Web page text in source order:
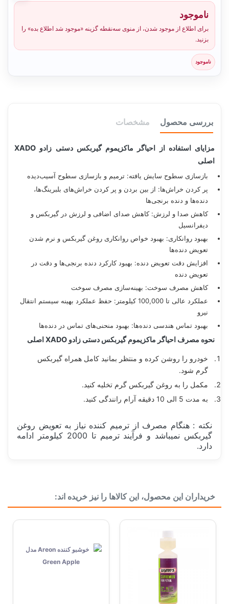
ناموجود
برای اطلاع از موجود شدن، از منوی سه‌نقطه گزینه «موجود شد اطلاع بده» را
بزنید.
ناموجود
بررسی محصول مشخصات
مزایای استفاده از احیاگر ماکزیموم گیربکس دستی زادو XADO
اصلی
بازسازی سطوح سایش یافته: ترمیم و بازسازی سطوح آسیب‌دیده
پر کردن خراش‌ها: از بین بردن و پر کردن خراش‌های بلبرینگ‌ها،
دنده‌ها و دنده برنجی‌ها
کاهش صدا و لرزش: کاهش صدای اضافی و لرزش در گیربکس و
دیفرانسیل
بهبود روانکاری: بهبود خواص روانکاری روغن گیربکس و نرم شدن
تعویض دنده‌ها
افزایش دقت تعویض دنده: بهبود کارکرد دنده برنجی‌ها و دقت در
تعویض دنده
کاهش مصرف سوخت: بهینه‌سازی مصرف سوخت
عملکرد عالی تا 100,000 کیلومتر: حفظ عملکرد بهینه سیستم انتقال
نیرو
بهبود تماس هندسی دنده‌ها: بهبود منحنی‌های تماس در دنده‌ها
نحوه مصرف احیاگر ماکزیموم گیربکس دستی زادو XADO اصلی
خودرو را روشن کرده و منتظر بمانید کامل همراه گیربکس
گرم شود.
مکمل را به روغن گیربکس گرم تخلیه کنید.
به مدت 5 الی 10 دقیقه آرام رانندگی کنید.
نکته : هنگام مصرف از ترمیم کننده نیاز به تعویض روغن
گیربکس نمیباشد و فرآیند ترمیم تا 2000 کیلومتر ادامه
دارد.
حجم خالص 30 میل
خریداران این محصول، این کالاها را نیز خریده اند: